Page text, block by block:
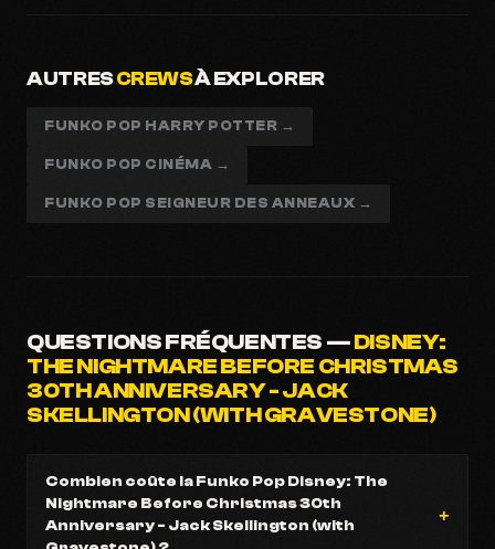
AUTRESCREWSÀ EXPLORER
FUNKO POP HARRY POTTER →
FUNKO POP CINÉMA →
FUNKO POP SEIGNEUR DES ANNEAUX →
QUESTIONS FRÉQUENTES —DISNEY:
THE NIGHTMARE BEFORE CHRISTMAS
30TH ANNIVERSARY - JACK
SKELLINGTON (WITH GRAVESTONE)
Combien coûte la Funko Pop Disney: The
Nightmare Before Christmas 30th
Anniversary - Jack Skellington (with